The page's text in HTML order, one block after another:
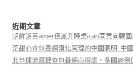
近期文章
朝鮮譴責amer億嵐升降桌ican同意向韓
荒甜心查包養網漠化管理的中國聰明_中
北半球流感肆查包養網心得虐，多國病